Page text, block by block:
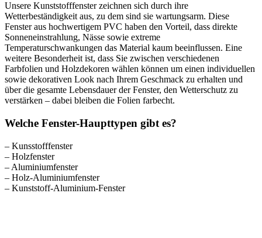
Unsere Kunststofffenster zeichnen sich durch ihre
Wetterbeständigkeit aus, zu dem sind sie wartungsarm. Diese
Fenster aus hochwertigem PVC haben den Vorteil, dass direkte
Sonneneinstrahlung, Nässe sowie extreme
Temperaturschwankungen das Material kaum beeinflussen. Eine
weitere Besonderheit ist, dass Sie zwischen verschiedenen
Farbfolien und Holzdekoren wählen können um einen individuellen
sowie dekorativen Look nach Ihrem Geschmack zu erhalten und
über die gesamte Lebensdauer der Fenster, den Wetterschutz zu
verstärken – dabei bleiben die Folien farbecht.
Welche Fenster-Haupttypen gibt es?
– Kunsstofffenster
– Holzfenster
– Aluminiumfenster
– Holz-Aluminiumfenster
– Kunststoff-Aluminium-Fenster